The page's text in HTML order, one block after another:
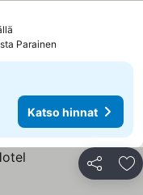
Parainen
Katso hinnat
Jaa